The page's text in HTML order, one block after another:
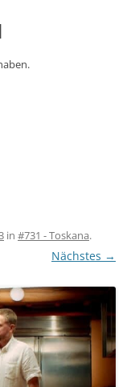
in #731 - Toskana.
Nächstes →